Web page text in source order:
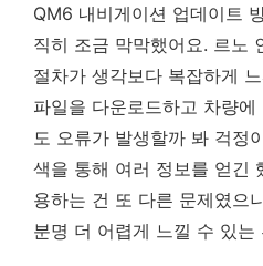
QM6 내비게이션 업데이트
직히 조금 막막했어요. 르노
절차가 생각보다 복잡하게
파일을 다운로드하고 차량
도 오류가 발생할까 봐 걱정
색을 통해 여러 정보를 얻긴
용하는 건 또 다른 문제였으
분명 더 어렵게 느낄 수 있는